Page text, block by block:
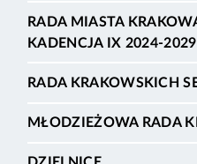
RADA MIASTA
KADENCJA IX 2024-2029
RADA KRAKOWSKICH
MŁODZIEŻOWA RADA